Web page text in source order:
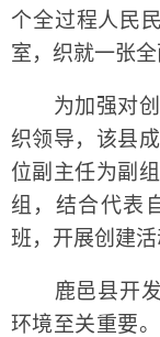
个全过程人民
室，织就一张全
为加强对创
织领导，该县
位副主任为副
组，结合代表
班，开展创建活
鹿邑县开发
环境至关重要